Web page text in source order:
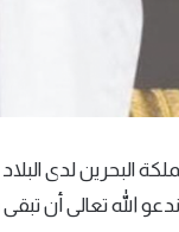
الله تعالى أن